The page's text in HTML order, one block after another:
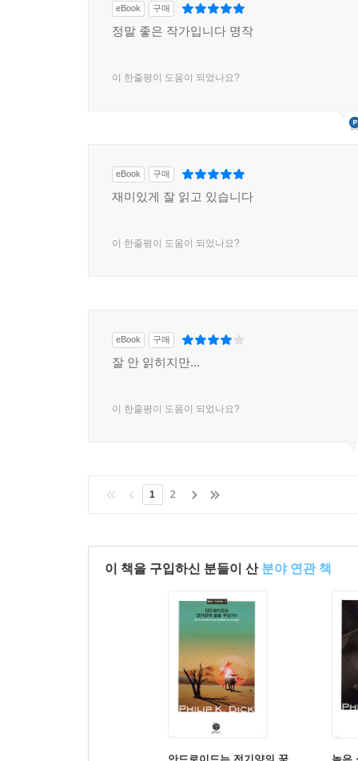
eBook 구매
정말 좋은 작가입니다 명작
이 한줄평이 도움이 되었나요?
eBook 구매
재미있게 잘 읽고 있습니다
이 한줄평이 도움이 되었나요?
eBook 구매
잘 안 읽히지만...
이 한줄평이 도움이 되었나요?
1 2
이 책을 구입하신 분들이 산 분야 연관 책